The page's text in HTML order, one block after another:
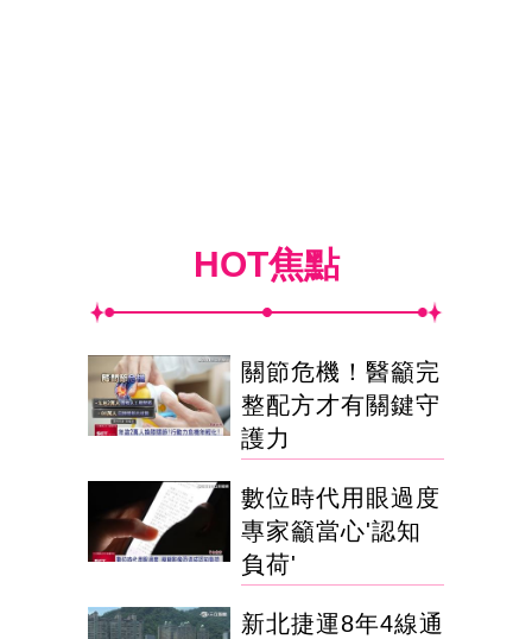
HOT焦點
關節危機！醫籲完
整配方才有關鍵守
護力
數位時代用眼過度
專家籲當心'認知
負荷'
新北捷運8年4線通